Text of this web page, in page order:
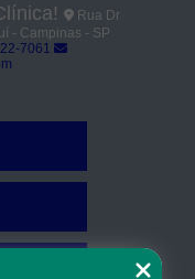
Rua Dr
- Campinas - SP
7061